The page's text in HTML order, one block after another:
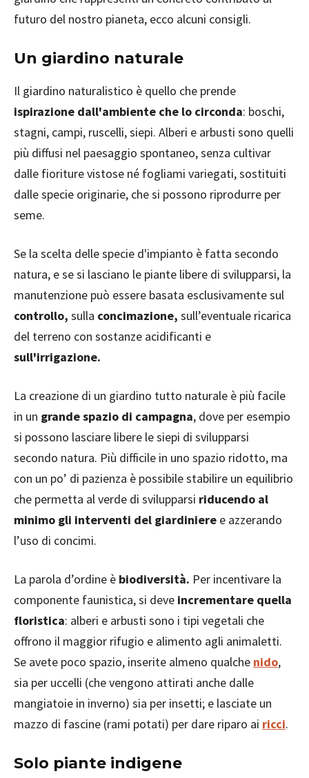
futuro del nostro pianeta, ecco alcuni consigli.
Un giardino naturale
Il giardino naturalistico è quello che prende
ispirazione dall'ambiente che lo circonda: boschi,
stagni, campi, ruscelli, siepi. Alberi e arbusti sono quelli
più diffusi nel paesaggio spontaneo, senza cultivar
dalle fioriture vistose né fogliami variegati, sostituiti
dalle specie originarie, che si possono riprodurre per
seme.
Se la scelta delle specie d'impianto è fatta secondo
natura, e se si lasciano le piante libere di svilupparsi, la
manutenzione può essere basata esclusivamente sul
controllo, sulla concimazione, sull’eventuale ricarica
del terreno con sostanze acidificanti e
sull'irrigazione.
La creazione di un giardino tutto naturale è più facile
in un grande spazio di campagna, dove per esempio
si possono lasciare libere le siepi di svilupparsi
secondo natura. Più difficile in uno spazio ridotto, ma
con un po’ di pazienza è possibile stabilire un equilibrio
che permetta al verde di svilupparsi riducendo al
minimo gli interventi del giardiniere e azzerando
l’uso di concimi.
La parola d’ordine è biodiversità. Per incentivare la
componente faunistica, si deve incrementare quella
floristica: alberi e arbusti sono i tipi vegetali che
offrono il maggior rifugio e alimento agli animaletti.
Se avete poco spazio, inserite almeno qualche nido,
sia per uccelli (che vengono attirati anche dalle
mangiatoie in inverno) sia per insetti; e lasciate un
mazzo di fascine (rami potati) per dare riparo ai ricci.
Solo piante indigene